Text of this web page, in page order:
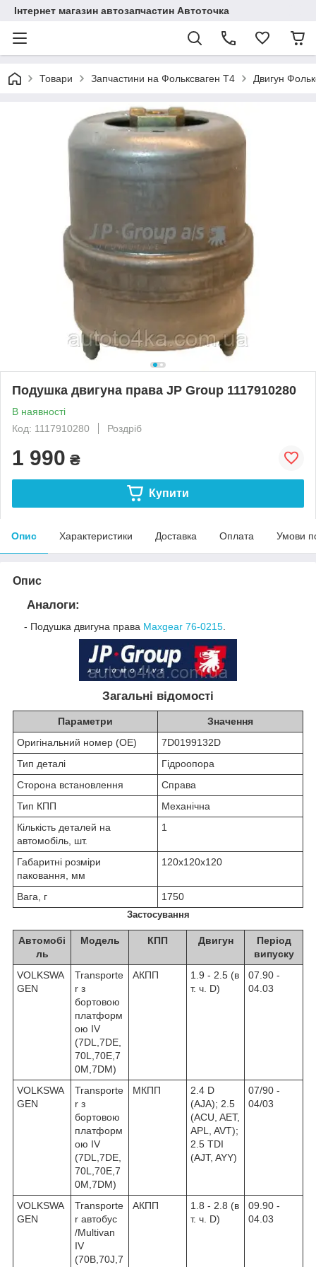
Інтернет магазин автозапчастин Автоточка
Товари Запчастини на Фольксваген Т4 Двигун
Подушка двигуна права JP Group 1117910280
В наявності
Код: 1117910280
Роздріб
1 990 ₴
Купити
Опис Характеристики Доставка Оплата Умови
Опис
Аналоги:
- Подушка двигуна права Maxgear 76-0215
Загальні відомості
Параметри
Значення
Оригінальний номер (OE)
7D0199132D
Тип деталі
Гідроопора
Сторона встановлення
Справа
Тип КПП
Механічна
Кількість деталей на
автомобіль, шт.
1
Габаритні розміри
паковання, мм
120х120х120
Вага, г 1750
Застосування
Автомобі
ль
Модель КПП Двигун
Період
випуску
VOLKSWA
GEN
Transporte
r з
бортовою
платформ
ою IV
(7DL,7DE,
70L,70E,7
0M,7DM)
АКПП
1.9 - 2.5 (в
т. ч. D)
07.90 -
04.03
VOLKSWA
GEN
Transporte
r з
бортовою
платформ
ою IV
(7DL,7DE,
70L,70E,7
0M,7DM)
МКПП
2.4 D
(AJA); 2.5
(ACU, AET,
APL, AVT);
2.5 TDI
(AJT, AYY)
07/90 -
04/03
VOLKSWA
GEN
Transporte
r автобус
/Multivan
IV
(70B,70J,7
АКПП
1.8 - 2.8 (в
т. ч. D)
09.90 -
04.03